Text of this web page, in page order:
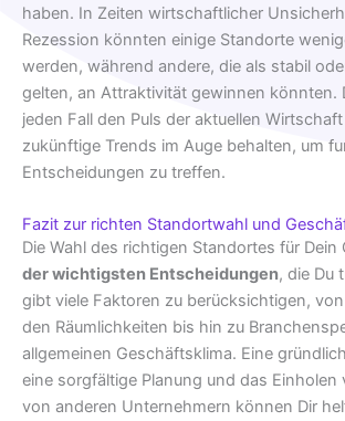
haben. In Zeiten wirtschaftlicher
Rezession könnten einige Standorte
werden, während andere, die als stabil
gelten, an Attraktivität gewinnen könnten.
jeden Fall den Puls der aktuellen
zukünftige Trends im Auge behalten, um
Entscheidungen zu treffen.
Fazit zur richten Standortwahl und
Die Wahl des richtigen Standortes für Dein
der wichtigsten Entscheidungen, die Du
gibt viele Faktoren zu berücksichtigen,
den Räumlichkeiten bis hin zu
allgemeinen Geschäftsklima. Eine
eine sorgfältige Planung und das Einholen
von anderen Unternehmern können Dir